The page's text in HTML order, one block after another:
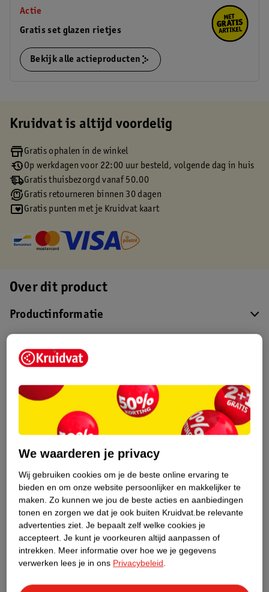
Actie
Gratis set glazen rietjes
Bekijk alle actieproducten
Kruidvat is altijd voordelig
Gratis ophalen in de winkel
Op werkdagen voor 22:00 uur besteld, volgende dag in huis
Gratis thuisbezorgd vanaf 50.00
Gratis retourneren binnen 30 dagen
Gratis punten met je Kruidvat kaart
Over dit product
Productinformatie
Etiketinformatie
Nature Impact Score
Dit product heeft (nog) geen Nature
Impact Score.
Meer informatie
Bestel & Bezorginformatie
Bekijk ook
MeerDove Men Alle Deospray
We waarderen je privacy
Wij gebruiken cookies om je de beste online ervaring te
bieden en om onze website persoonlijker en makkelijker te
maken. Zo kunnen we jou de beste acties en aanbiedingen
tonen en zorgen we dat je ook buiten Kruidvat.be relevante
advertenties ziet. Je bepaalt zelf welke cookies je
accepteert. Je kunt je voorkeuren altijd aanpassen of
intrekken. Meer informatie over hoe we je gegevens
verwerken lees je in ons Privacybeleid.